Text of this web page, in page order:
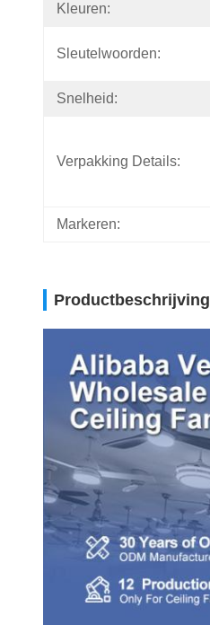
Kleuren:
Sleutelwoorden:
Snelheid:
Verpakking Details:
Markeren:
Productbeschrijving